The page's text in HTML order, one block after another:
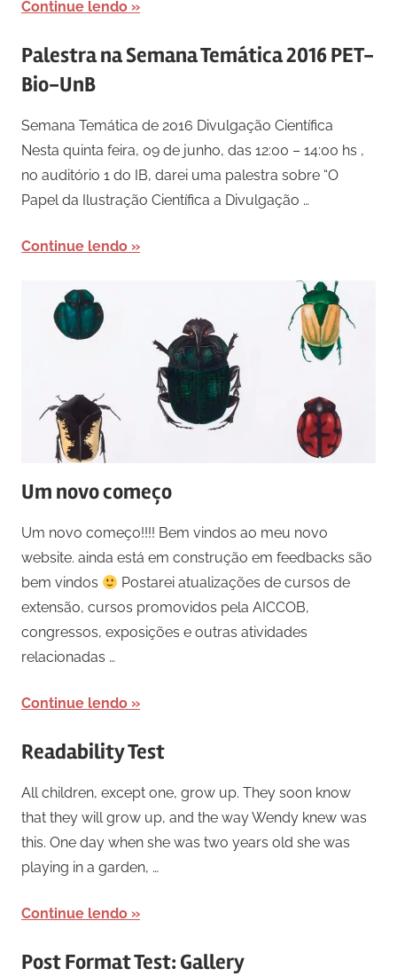
Continue lendo
Palestra na Semana Temática 2016 PET-
Bio-UnB
Semana Temática de 2016 Divulgação Científica
Nesta quinta feira, 09 de junho, das 12:00 – 14:00 hs ,
no auditório 1 do IB, darei uma palestra sobre “O
Papel da Ilustração Científica a Divulgação …
Continue lendo
Um novo começo
Um novo começo!!!! Bem vindos ao meu novo
website. ainda está em construção em feedbacks são
bem vindos
Postarei atualizações de cursos de
extensão, cursos promovidos pela AICCOB,
congressos, exposições e outras atividades
relacionadas …
Continue lendo
Readability Test
All children, except one, grow up. They soon know
that they will grow up, and the way Wendy knew was
this. One day when she was two years old she was
playing in a garden, …
Continue lendo
Post Format Test: Gallery